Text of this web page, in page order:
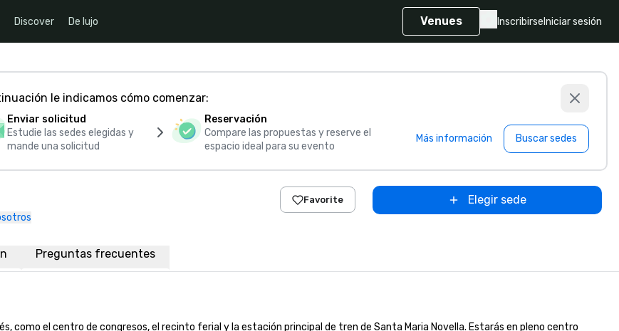
Discover De lujo Venues Inscribirse Iniciar sesión
le indicamos cómo comenzar:
Enviar solicitud
Estudie las sedes elegidas y
mande una solicitud
Reservación
Compare las propuestas y reserve el
espacio ideal para su evento
Más información Buscar sedes
Favorite Elegir sede
Preguntas frecuentes
como el centro de congresos, el recinto ferial y la estación principal de tren de Santa Maria Novella. Estarás en pleno centro